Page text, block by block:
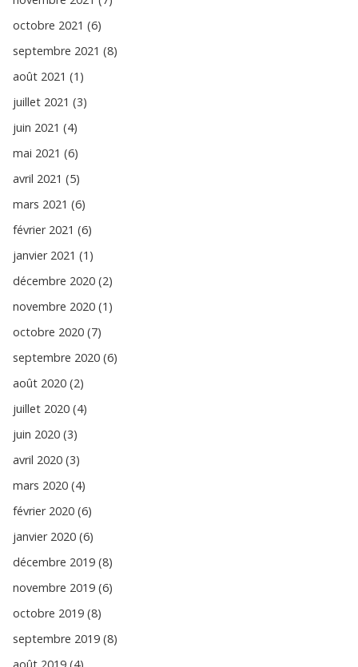
octobre 2021 (6)
septembre 2021 (8)
août 2021 (1)
juillet 2021 (3)
juin 2021 (4)
mai 2021 (6)
avril 2021 (5)
mars 2021 (6)
février 2021 (6)
janvier 2021 (1)
décembre 2020 (2)
novembre 2020 (1)
octobre 2020 (7)
septembre 2020 (6)
août 2020 (2)
juillet 2020 (4)
juin 2020 (3)
avril 2020 (3)
mars 2020 (4)
février 2020 (6)
janvier 2020 (6)
décembre 2019 (8)
novembre 2019 (6)
octobre 2019 (8)
septembre 2019 (8)